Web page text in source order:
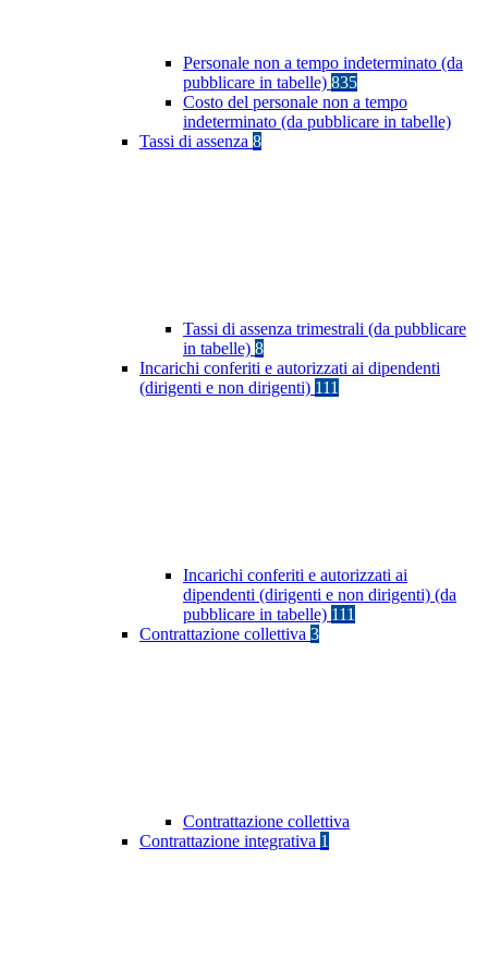
Personale non a tempo indeterminato (da
pubblicare in tabelle) 835
Costo del personale non a tempo
indeterminato (da pubblicare in tabelle)
Tassi di assenza 8
Tassi di assenza trimestrali (da pubblicare
in tabelle) 8
Incarichi conferiti e autorizzati ai dipendenti
(dirigenti e non dirigenti) 111
Incarichi conferiti e autorizzati ai
dipendenti (dirigenti e non dirigenti) (da
pubblicare in tabelle) 111
Contrattazione collettiva 3
Contrattazione collettiva
Contrattazione integrativa 1